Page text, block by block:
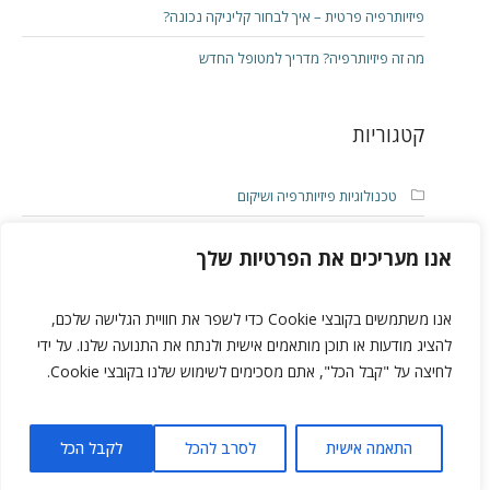
אנו מעריכים את הפרטיות שלך
אנו משתמשים בקובצי Cookie כדי לשפר את חוויית הגלישה שלכם,
להציג מודעות או תוכן מותאמים אישית ולנתח את התנועה שלנו. על ידי
לחיצה על "קבל הכל", אתם מסכימים לשימוש שלנו בקובצי Cookie.
התאמה אישית לסרב להכל לקבל הכל
פיזיותרפיה פרטית – איך לבחור קליניקה נכונה?
מה זה פיזיותרפיה? מדריך למטופל החדש
קטגוריות
טכנולוגיות פיזיותרפיה ושיקום
כל הזכויות שמורות © Fix You Clinic 2025